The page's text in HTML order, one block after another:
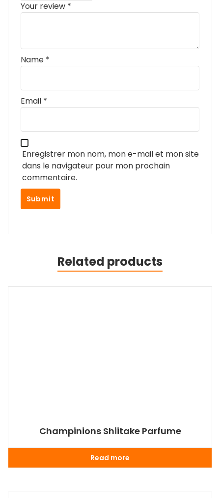
Your review *
Name *
Email *
Enregistrer mon nom, mon e-mail et mon site
dans le navigateur pour mon prochain
commentaire.
Related products
Champinions Shiitake Parfume
Read more